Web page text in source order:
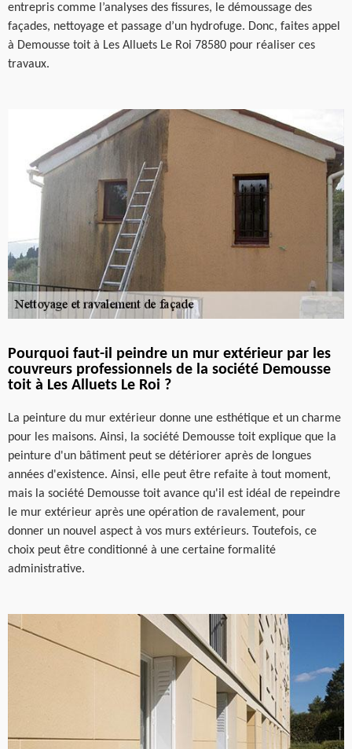
entrepris comme l’analyses des fissures, le démoussage des
façades, nettoyage et passage d’un hydrofuge. Donc, faites appel
à Demousse toit à Les Alluets Le Roi 78580 pour réaliser ces
travaux.
Pourquoi faut-il peindre un mur extérieur par les
couvreurs professionnels de la société Demousse
toit à Les Alluets Le Roi ?
La peinture du mur extérieur donne une esthétique et un charme
pour les maisons. Ainsi, la société Demousse toit explique que la
peinture d'un bâtiment peut se détériorer après de longues
années d'existence. Ainsi, elle peut être refaite à tout moment,
mais la société Demousse toit avance qu'il est idéal de repeindre
le mur extérieur après une opération de ravalement, pour
donner un nouvel aspect à vos murs extérieurs. Toutefois, ce
choix peut être conditionné à une certaine formalité
administrative.